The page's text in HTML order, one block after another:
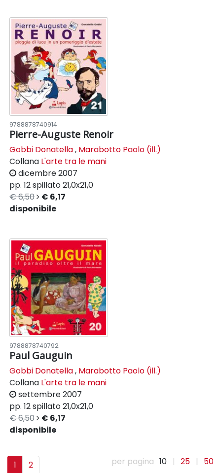
9788878740914
Pierre-Auguste Renoir
Gobbi Donatella, Marabotto Paolo (ill.)
Collana L'arte tra le mani
dicembre 2007
pp. 12spillato21,0x21,0
€ 6,50
€ 6,17
disponibile
9788878740792
Paul Gauguin
Gobbi Donatella, Marabotto Paolo (ill.)
Collana L'arte tra le mani
settembre 2007
pp. 12spillato21,0x21,0
€ 6,50
€ 6,17
disponibile
1 2 per pagina 10 | 25 | 50